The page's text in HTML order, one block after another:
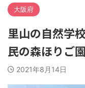
大阪府
里山の自然学
民の森ほりご園
2021年8月14日